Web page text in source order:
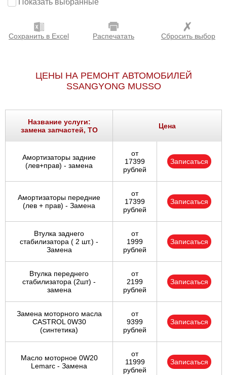
Показать выбранные
Сохранить в Excel Распечатать Сбросить выбор
ЦЕНЫ НА РЕМОНТ АВТОМОБИЛЕЙ
SSANGYONG MUSSO
Название услуги:
замена запчастей, ТО
Цена
Амортизаторы задние
(лев+прав) - замена
от
17399
рублей
Записаться
Амортизаторы передние
(лев + прав) - Замена
от
17399
рублей
Записаться
Втулка заднего
стабилизатора ( 2 шт.) -
Замена
от
1999
рублей
Записаться
Втулка переднего
стабилизатора (2шт) -
замена
от
2199
рублей
Записаться
Замена моторного масла
CASTROL 0W30
(синтетика)
от
9399
рублей
Записаться
Масло моторное 0W20
Lemarc - Замена
от
11999
рублей
Записаться